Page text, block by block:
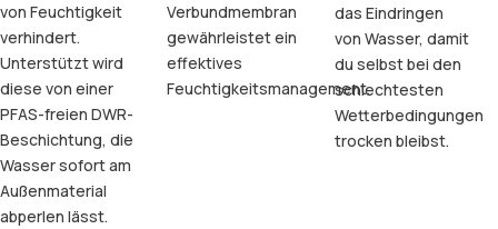
von Feuchtigkeit
verhindert.
Unterstützt wird
diese von einer
PFAS-freien DWR-
Beschichtung, die
Wasser sofort am
Außenmaterial
abperlen lässt.
Verbundmembran
gewährleistet ein
effektives
Feuchtigkeitsmanagement.
das Eindringen
von Wasser, damit
du selbst bei den
schlechtesten
Wetterbedingungen
trocken bleibst.